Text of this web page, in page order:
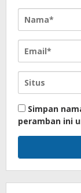
Simpan
peramban ini